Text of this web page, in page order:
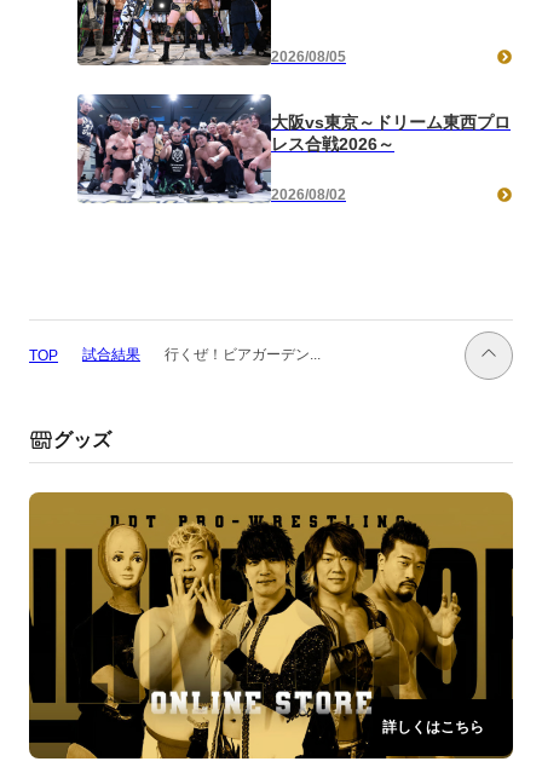
2026/08/05
大阪vs東京～ドリーム東西プロ
レス合戦2026～
2026/08/02
TOP 試合結果 行くぜ！ビアガーデン...
グッズ
詳しくはこちら